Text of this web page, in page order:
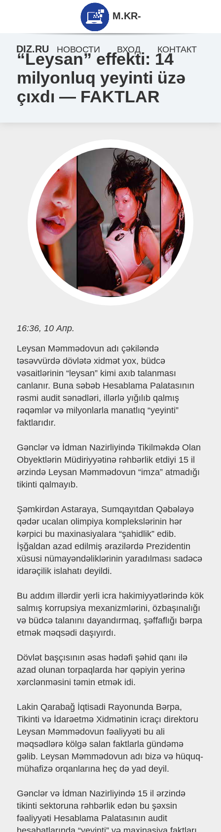
“Leysan” effekti: 14
milyonluq yeyinti üzə
çıxdı — FAKTLAR
16:36, 10 Апр.
Leysan Məmmədovun adı çəkiləndə
təsəvvürdə dövlətə xidmət yox, büdcə
vəsaitlərinin “leysan” kimi axıb talanması
canlanır. Buna səbəb Hesablama Palatasının
rəsmi audit sənədləri, illərlə yığılıb qalmış
rəqəmlər və milyonlarla manatlıq “yeyinti”
faktlarıdır.
Gənclər və İdman Nazirliyində Tikilməkdə Olan
Obyektlərin Müdiriyyətinə rəhbərlik etdiyi 15 il
ərzində Leysan Məmmədovun “imza” atmadığı
tikinti qalmayıb.
Şəmkirdən Astaraya, Sumqayıtdan Qəbələyə
qədər ucalan olimpiya komplekslərinin hər
kərpici bu maxinasiyalara “şahidlik” edib.
İşğaldan azad edilmiş ərazilərdə Prezidentin
xüsusi nümayəndəliklərinin yaradılması sadəcə
idarəçilik islahatı deyildi.
Bu addım illərdir yerli icra hakimiyyətlərində kök
salmış korrupsiya mexanizmlərini, özbaşınalığı
və büdcə talanını dayandırmaq, şəffaflığı bərpa
etmək məqsədi daşıyırdı.
Dövlət başçısının əsas hədəfi şəhid qanı ilə
azad olunan torpaqlarda hər qəpiyin yerinə
xərclənməsini təmin etmək idi.
Lakin Qarabağ İqtisadi Rayonunda Bərpa,
Tikinti və İdarəetmə Xidmətinin icraçı direktoru
Leysan Məmmədovun fəaliyyəti bu ali
məqsədlərə kölgə salan faktlarla gündəmə
gəlib. Leysan Məmmədovun adı bizə və hüquq-
mühafizə orqanlarına heç də yad deyil.
Gənclər və İdman Nazirliyində 15 il ərzində
tikinti sektoruna rəhbərlik edən bu şəxsin
fəaliyyəti Hesablama Palatasının audit
M.KR-
DIZ.RU НОВОСТИ ВХОД КОНТАКТ